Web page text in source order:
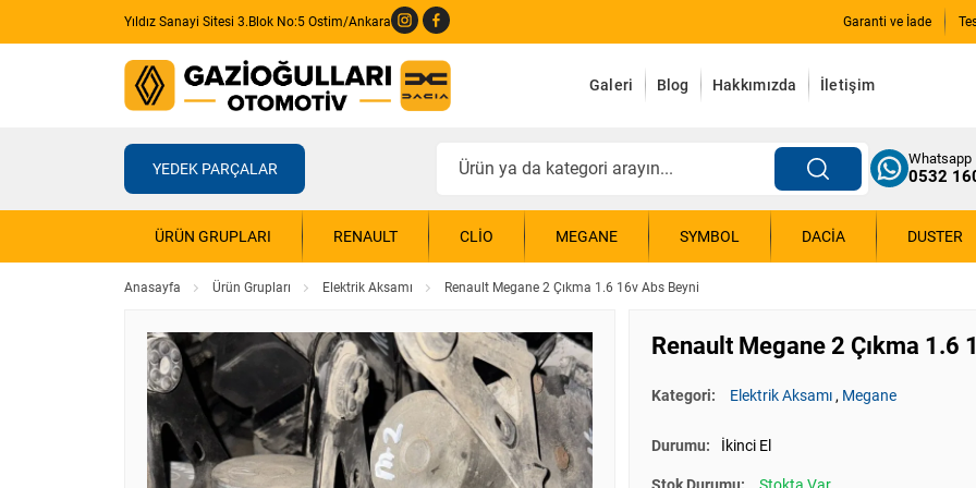
Yıldız Sanayi Sitesi 3.Blok No:5 Ostim/Ankara Garanti ve İade
Galeri Blog Hakkımızda İletişim
YEDEK PARÇALAR
Whatsapp
0532
ÜRÜN GRUPLARI RENAULT CLIO MEGANE SYMBOL DACIA DUSTER
Anasayfa Ürün Grupları Elektrik Aksamı Renault Megane 2 Çıkma 1.6 16v Abs Beyni
Renault Megane 2 Çıkma 1.6
Kategori: Elektrik Aksamı, Megane
Durumu: İkinci El